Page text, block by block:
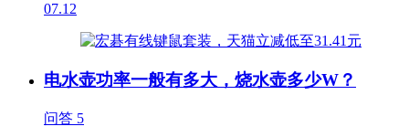
07.12
电水壶功率一般有多大，烧水壶多少W？
问答 5